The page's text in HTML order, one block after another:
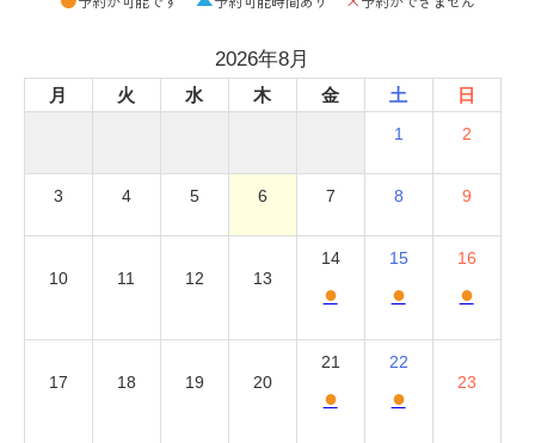
2026年8月
月 火 水 木 金 土 日
1 2
3 4 5 6 7 8 9
10 11 12 13
14
●
15
●
16
●
17 18 19 20
21
●
22
●
23